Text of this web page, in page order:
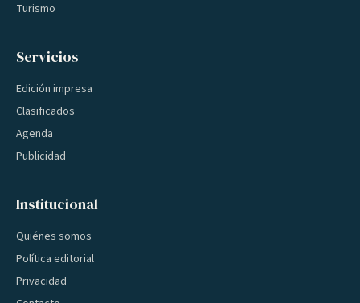
Turismo
Servicios
Edición impresa
Clasificados
Agenda
Publicidad
Institucional
Quiénes somos
Política editorial
Privacidad